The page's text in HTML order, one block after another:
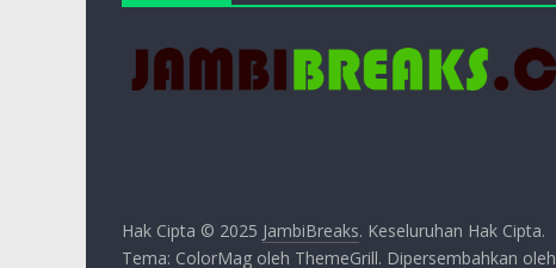
Hak Cipta © 2025 JambiBreaks. Keseluruhan Hak Cipta.
Tema: ColorMag oleh ThemeGrill. Dipersembahkan oleh